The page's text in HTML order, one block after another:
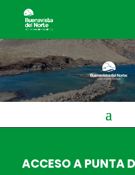
ACCESO A PUNTA